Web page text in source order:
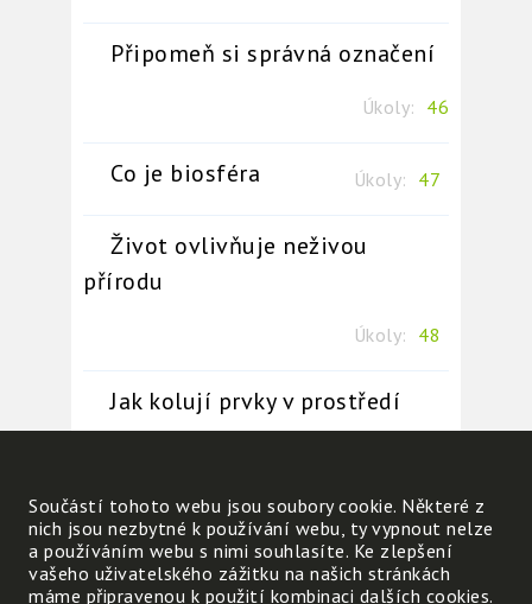
Připomeň si správná označení
Úkoly: 46
Co je biosféra Úkoly: 47
Život ovlivňuje neživou
přírodu
Úkoly: 48
Jak kolují prvky v prostředí
Souvislosti mezi sférami Země
Úkoly: 50
Součástí tohoto webu jsou soubory cookie. Některé z
nich jsou nezbytné k používání webu, ty vypnout nelze
a používáním webu s nimi souhlasíte. Ke zlepšení
vašeho uživatelského zážitku na našich stránkách
máme připravenou k použití kombinaci dalších cookies.